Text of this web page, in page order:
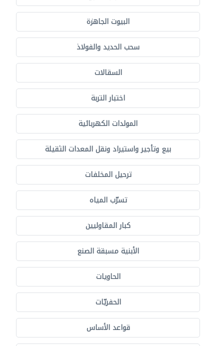
البيوت الجاهزة
سحب الحديد والفولاذ
السقالات
اختبار التربة
المولدات الكهربائية
بيع وتأجير واستيراد ونقل المعدات الثقيلة
ترحيل المخلفات
تسرّب المياه
كبار المقاوليين
الأبنية مسبقة الصنع
الحاويات
الحفريّات
قواعد الأساس